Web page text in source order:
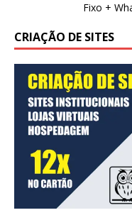
Fixo +
CRIAÇÃO DE SITES